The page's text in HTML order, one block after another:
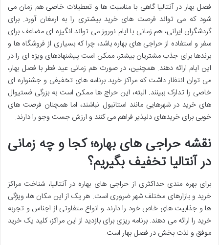
فصل بهار در آنتالیا گاهی با مناسبت ها و تعطیلات خاصی هم زمان می
شود که می تواند فرصت های خرید بیشتری را به ارمغان آورد. برای
گردشگران ایرانی، هم زمانی با ایام نوروز می تواند انگیزه ای مضاعف برای
سفر و استفاده از حراجی های بهاره باشد، چرا که بسیاری از فروشگاه ها و
برندها برای جذب مشتریان بیشتر، ممکن است پیشنهادهای ویژه ای را در
این ایام ارائه دهند. همچنین، در صورت هم زمانی عید فطر با فصل بهار،
می توان انتظار داشت که مراکز خرید برنامه های تخفیفی و جشنواره ای
خاصی را تدارک ببینند. البته، این حراج ها ممکن است به بزرگی فستیوال
های خرید در شهرهایی مانند استانبول نباشند، اما همچنان فرصت های
خوبی برای خریدهای دلپذیر فراهم می کنند و ارزش جست وجو را دارند.
نقشه حراجی های بهاره؛ کجا و چه زمانی
در آنتالیا تخفیف بگیریم؟
برای بهره مندی حداکثری از حراجی های بهاره در آنتالیا، شناخت مراکز
خرید و بازارهای مختلف شهر ضروری است. هر یک از این مکان ها، ویژگی
ها و جذابیت های خاص خود را دارند و انواع متفاوتی از اجناس و تجربه
خرید را ارائه می دهند. برنامه ریزی برای بازدید از این مراکز، کلید یک خرید
موفق و لذت بخش در فصل بهار است.